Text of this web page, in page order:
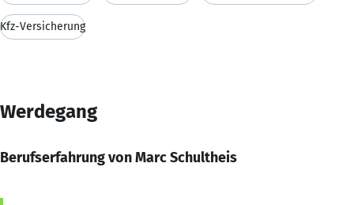
Kfz-Versicherung
Werdegang
Berufserfahrung von Marc Schultheis